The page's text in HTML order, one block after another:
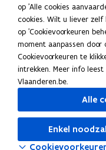
n
k
e
d
n
e
p
i
e
e
l
k
n
Contact
op 'Alle cookies
cookies. Wilt u liever zelf
op 'Cookievoorkeuren
moment aanpassen
Cookievoorkeuren te
intrekken. Meer info
Vlaanderen.be.
Alle
Enkel